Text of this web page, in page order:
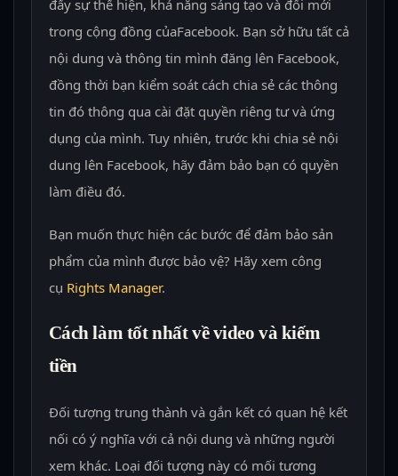
đẩy sự thể hiện, khả năng sáng tạo và đổi mới
trong cộng đồng củaFacebook. Bạn sở hữu tất cả
nội dung và thông tin mình đăng lên Facebook,
đồng thời bạn kiểm soát cách chia sẻ các thông
tin đó thông qua cài đặt quyền riêng tư và ứng
dụng của mình. Tuy nhiên, trước khi chia sẻ nội
dung lên Facebook, hãy đảm bảo bạn có quyền
làm điều đó.
Bạn muốn thực hiện các bước để đảm bảo sản
phẩm của mình được bảo vệ? Hãy xem công
cụ Rights Manager.
Cách làm tốt nhất về video và kiếm
tiền
Đối tượng trung thành và gắn kết có quan hệ kết
nối có ý nghĩa với cả nội dung và những người
xem khác. Loại đối tượng này có mối tương